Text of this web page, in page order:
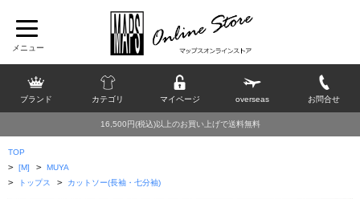
ブランド カテゴリ マイページ overseas お問合せ
16,500円(税込)以上のお買い上げで送料無料
TOP
> [M] > MUYA
> トップス > カットソー(長袖・七分袖)